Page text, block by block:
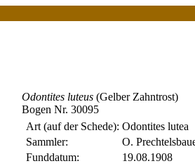
Odontites luteus (Gelber Zahntrost)
Bogen Nr. 30095
Art (auf der Schede): Odontites lutea
Sammler:
O.
Funddatum:
19.08.1908